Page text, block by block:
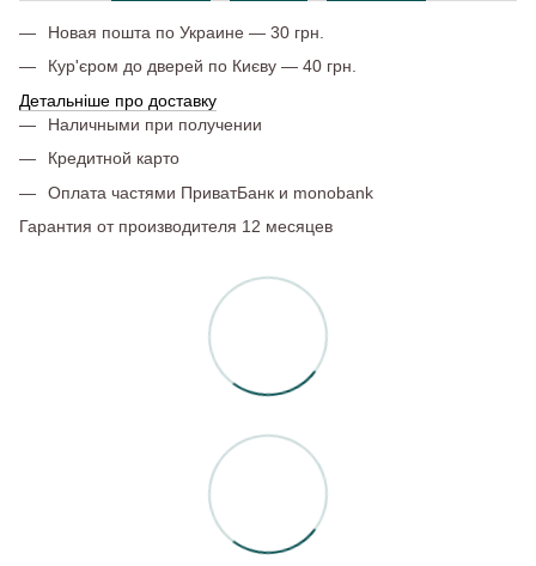
Новая пошта по Украине — 30 грн.
Кур'єром до дверей по Києву — 40 грн.
Детальніше про доставку
Наличными при получении
Кредитной карто
Оплата частями ПриватБанк и monobank
Гарантия от производителя 12 месяцев